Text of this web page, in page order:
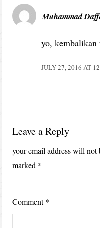
Muhammad
yo,
JULY 27, 2016 AT
Leave a Reply
your email address will not
marked *
Comment*